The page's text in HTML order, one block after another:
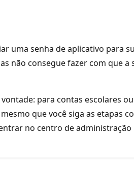
uma senha de aplicativo para
não consegue fazer com que
para contas escolares
que você siga as etapas
no centro de